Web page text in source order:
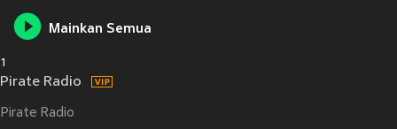
Mainkan Semua
1
Pirate Radio
Pirate Radio